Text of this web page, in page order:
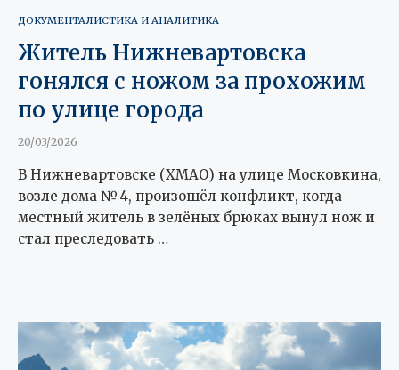
ДОКУМЕНТАЛИСТИКА И АНАЛИТИКА
Житель Нижневартовска
гонялся с ножом за прохожим
по улице города
20/03/2026
В Нижневартовске (ХМАО) на улице Московкина,
возле дома № 4, произошёл конфликт, когда
местный житель в зелёных брюках вынул нож и
стал преследовать …